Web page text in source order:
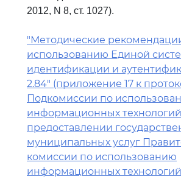
2012, N 8, ст. 1027).
"Методические
использованию Единой
идентификации и
2.84" (приложение 17 к
Подкомиссии по
информационных
предоставлении
муниципальных услуг
комиссии по использованию
информационных